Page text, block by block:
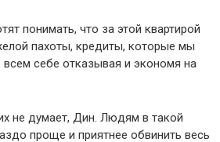
понимать, что за этой квартирой
пахоты, кредиты, которые мы
себе отказывая и экономя на
не думает, Дин. Людям в такой
проще и приятнее обвинить весь